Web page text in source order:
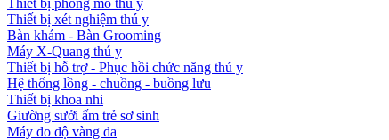
Thiết bị phòng mổ thú y
Thiết bị xét nghiệm thú y
Bàn khám - Bàn Grooming
Máy X-Quang thú y
Thiết bị hỗ trợ - Phục hồi chức năng thú y
Hệ thống lồng - chuồng - buồng lưu
Thiết bị khoa nhi
Giường sưởi ấm trẻ sơ sinh
Máy đo độ vàng da